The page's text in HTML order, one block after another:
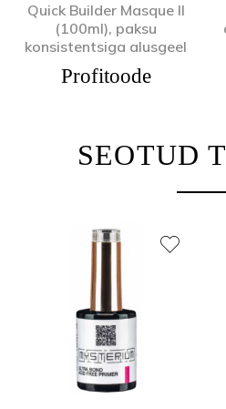
Quick Builder Masque II
(100ml), paksu
konsistentsiga alusgeel
Profitoode
SEOTUD